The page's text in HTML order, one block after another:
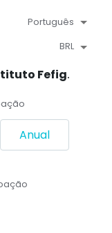
Português
BRL
Fefig.
Anual